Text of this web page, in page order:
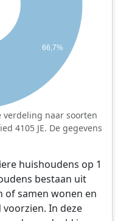
66,7%
naar soorten
4105 JE. De gegevens
huishoudens op 1
bestaan uit
of samen wonen en
In deze